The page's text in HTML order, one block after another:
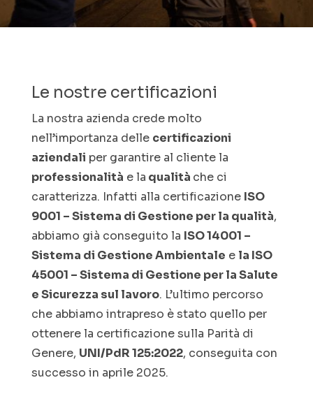
Le nostre certificazioni
La nostra azienda credemolto
nell’importanza delle certificazioni
aziendali per garantire al cliente la
professionalità e la qualità che ci
caratterizza. Infatti alla certificazione ISO
9001 – Sistema di Gestione per la qualità,
abbiamo già conseguito la ISO 14001 –
Sistema di Gestione Ambientale e la ISO
45001 – Sistema di Gestione per la Salute
e Sicurezza sul lavoro. L’ultimo percorso
che abbiamo intrapreso è stato quello per
ottenere la certificazione sulla Parità di
Genere, UNI/PdR 125:2022, conseguita con
successo in aprile 2025.